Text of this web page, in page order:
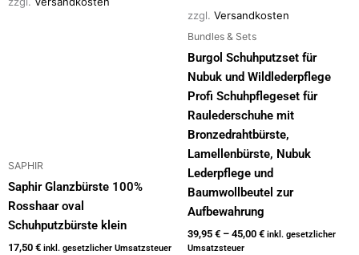
SAPHIR
Saphir Glanzbürste 100%
Rosshaar oval
Schuhputzbürste klein
17,50 € inkl. gesetzlicher Umsatzsteuer
zzgl. Versandkosten
Bundles & Sets
Burgol Schuhputzset für
Nubuk und Wildlederpflege
Profi Schuhpflegeset für
Raulederschuhe mit
Bronzedrahtbürste,
Lamellenbürste, Nubuk
Lederpflege und
Baumwollbeutel zur
Aufbewahrung
39,95 € – 45,00 € inkl. gesetzlicher
Umsatzsteuer
der
Produktseite
gewählt
werden